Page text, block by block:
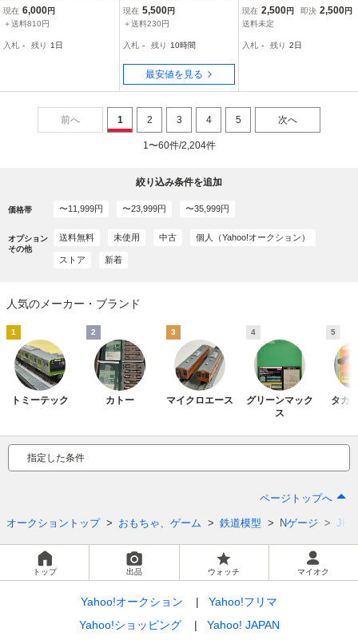
通勤型電車 オレンジ 8
両セット Nゲージ
現在 6,000円
＋送料810円
入札 - 残り 1日
形 京阪神緩行線・明石電
車区 モハ72-920（モータ
現在 5,500円
＋送料230円
入札 - 残り 10時間
最安値を見る
2187 ニセコ ボディ 床下
セット 台車TR230 3点セ
現在 2,500円 即決 2,500円
送料未定
入札 - 残り 2日
前へ 1 2 3 4 5 次へ
1〜60件/2,204件
絞り込み条件を追加
価格帯 〜11,999円 〜23,999円 〜35,999円
オプション
その他
送料無料 未使用 中古 個人（Yahoo!オークション）
ストア 新着
人気のメーカー・ブランド
1
トミーテック
2
カトー
3
マイクロエース
4
グリーンマック
ス
5
タカ
指定した条件
ページトップへ
オークショントップ おもちゃ、ゲーム 鉄道模型 Nゲージ JR
トップ 出品 ウォッチ マイオク
Yahoo!オークション
Yahoo!フリマ
Yahoo!ショッピング
Yahoo! JAPAN